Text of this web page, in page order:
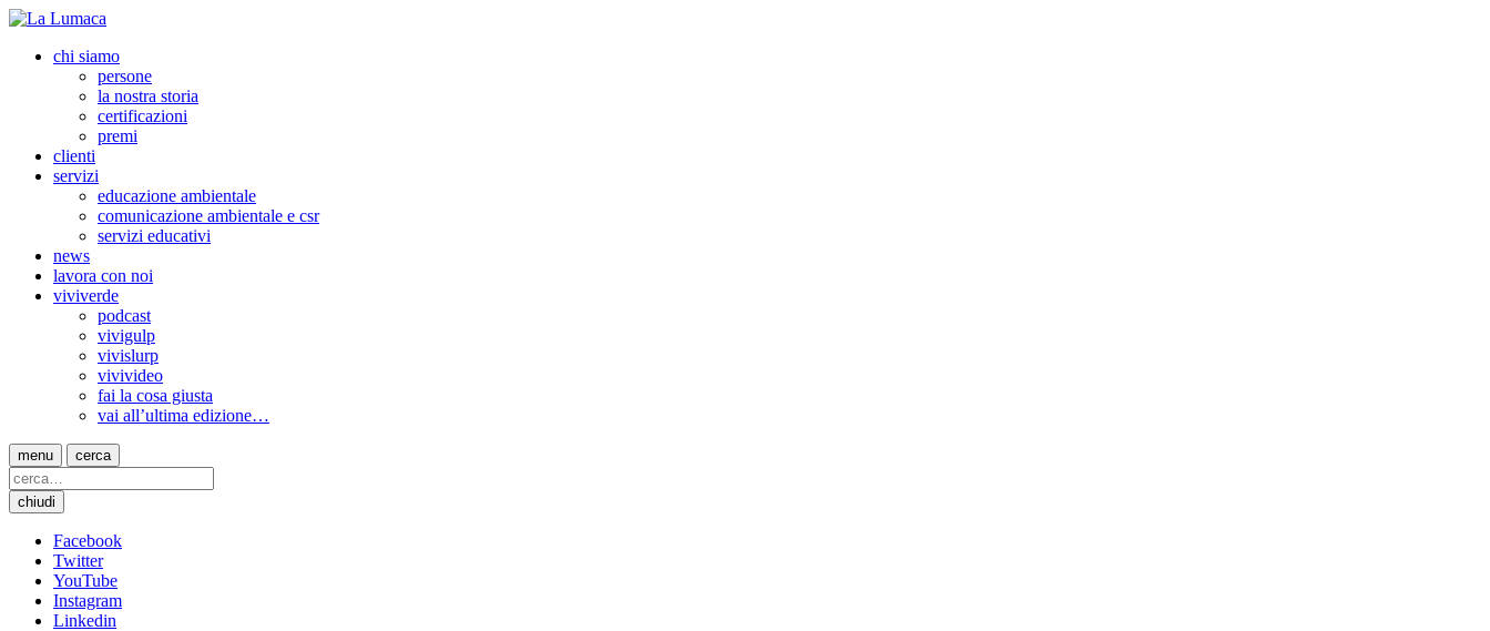
chi siamo
persone
la nostra storia
certificazioni
premi
clienti
servizi
educazione ambientale
comunicazione ambientale e csr
servizi educativi
news
lavora con noi
viviverde
podcast
vivigulp
vivislurp
vivivideo
fai la cosa giusta
vai all’ultima edizione…
menu cerca
chiudi
Facebook
Twitter
YouTube
Instagram
Linkedin